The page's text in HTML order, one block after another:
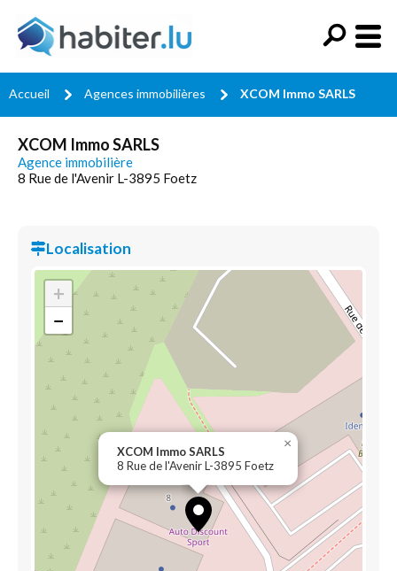
Accueil Agences immobilières XCOM Immo SARLS
XCOM Immo SARLS
Agence immobilière
8 Rue de l'Avenir L-3895 Foetz
Localisation
XCOM Immo SARLS
8 Rue de l'Avenir L-3895 Foetz
×
+
−